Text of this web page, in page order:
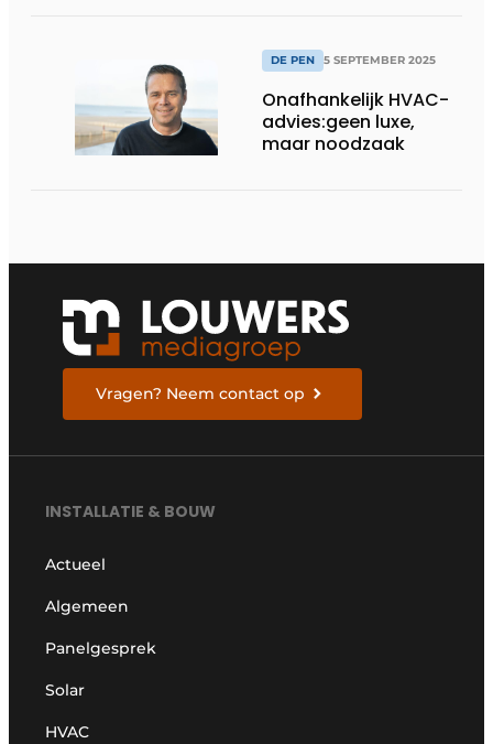
heen
DE PEN 5 SEPTEMBER 2025
Onafhankelijk HVAC-
advies:geen luxe,
maar noodzaak
Vragen? Neem contact op
INSTALLATIE & BOUW
Actueel
Algemeen
Panelgesprek
Solar
HVAC